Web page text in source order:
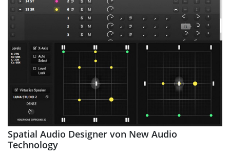
Spatial Audio Designer von New Audio
Technology